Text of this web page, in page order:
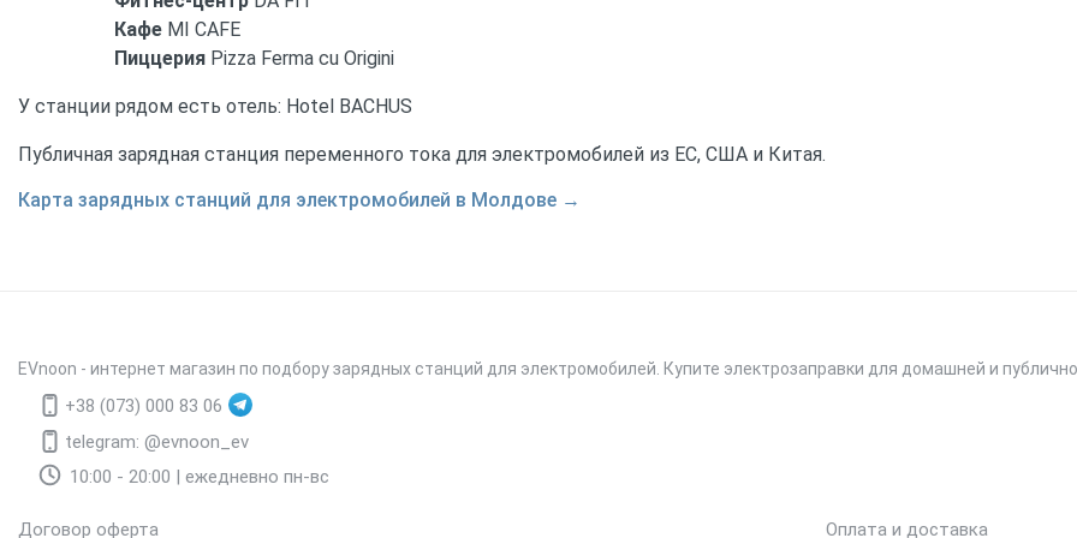
Кафе MI CAFE
Пиццерия Pizza Ferma cu Origini
У станции рядом есть отель: Hotel BACHUS
Публичная зарядная станция переменного тока для электромобилей из ЕС, США и Китая.
Карта зарядных станций для электромобилей в Молдове →
EVnoon - интернет магазин по подбору зарядных станций для электромобилей. Купите электрозаправки для домашней и
+38 (073) 000 83 06
telegram: @evnoon_ev
10:00 - 20:00 | ежедневно пн-вс
Договор оферта Оплата и доставка